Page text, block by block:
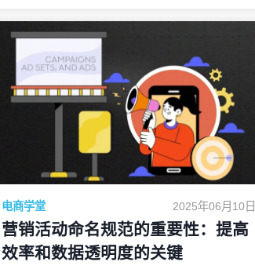
Google 算法更新的趋势：频繁与精准2024 年的
Google 算法更新的频率和力度引发了行业的广泛讨
论。仅仅在一个月内，Google 就推出了两次重要的
核心算法更新。这种频繁的更新模式在以前并不常
见，尤其是在短短几天内连续发布的情况。Google
官方表示，这些更新旨在优化搜索引擎的表现，提升
搜索结果的相关性和质量，并打击那些通过不正当手
段获得排名的网站。不过，尽管更新频繁，Google
并没有改变其核心目标：通过算法改进为用户提供更
准确、更有用的搜索结果。无论是针对搜索相关性、
内容质量的调整，还是打击垃圾内容，这些更新都指
向了一个共同的趋势——Google 想要创建一个更加
清洁、可靠的网络环境。2. 核心算法更新的深层次
2025年06月10日
电商学堂
营销活动命名规范的重要性：提高
效率和数据透明度的关键